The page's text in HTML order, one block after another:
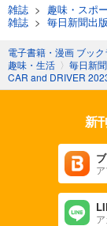
980
980
雑誌 > 趣味・スポ
雑誌 > 毎日新聞出版
電子書籍・漫画 ブッ
趣味・生活 〉 毎日新
CAR and DRIVER
新